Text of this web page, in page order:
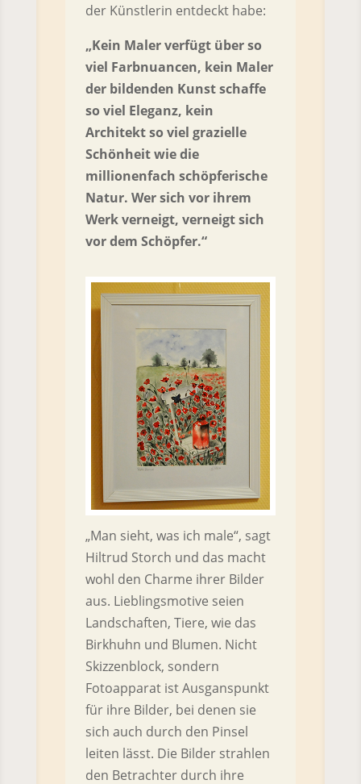
der Künstlerin entdeckt habe:
„Kein Maler verfügt über so
viel Farbnuancen, kein Maler
der bildenden Kunst schaffe
so viel Eleganz, kein
Architekt so viel grazielle
Schönheit wie die
millionenfach schöpferische
Natur. Wer sich vor ihrem
Werk verneigt, verneigt sich
vor dem Schöpfer.“
„Man sieht, was ich male“, sagt
Hiltrud Storch und das macht
wohl den Charme ihrer Bilder
aus. Lieblingsmotive seien
Landschaften, Tiere, wie das
Birkhuhn und Blumen. Nicht
Skizzenblock, sondern
Fotoapparat ist Ausganspunkt
für ihre Bilder, bei denen sie
sich auch durch den Pinsel
leiten lässt. Die Bilder strahlen
den Betrachter durch ihre